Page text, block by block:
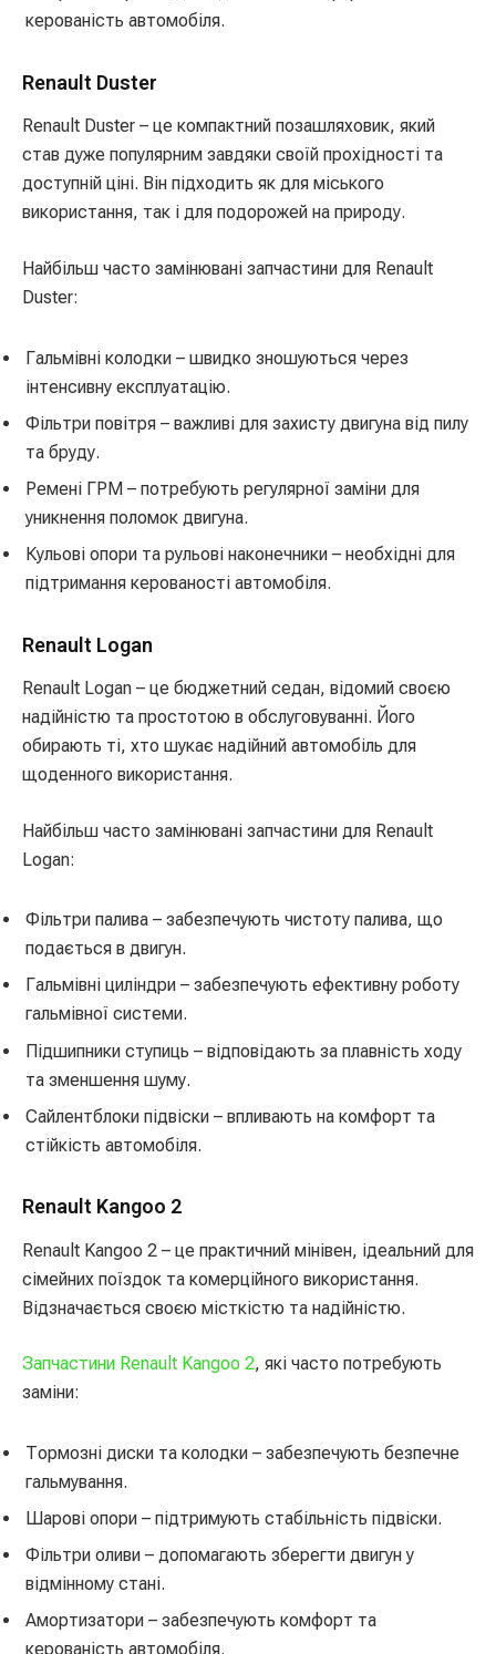
керованість автомобіля.
Renault Duster
Renault Duster – це компактний позашляховик, який
став дуже популярним завдяки своїй прохідності та
доступній ціні. Він підходить як для міського
використання, так і для подорожей на природу.
Найбільш часто замінювані запчастини для Renault
Duster:
Гальмівні колодки – швидко зношуються через
інтенсивну експлуатацію.
Фільтри повітря – важливі для захисту двигуна від пилу
та бруду.
Ремені ГРМ – потребують регулярної заміни для
уникнення поломок двигуна.
Кульові опори та рульові наконечники – необхідні для
підтримання керованості автомобіля.
Renault Logan
Renault Logan – це бюджетний седан, відомий своєю
надійністю та простотою в обслуговуванні. Його
обирають ті, хто шукає надійний автомобіль для
щоденного використання.
Найбільш часто замінювані запчастини для Renault
Logan:
Фільтри палива – забезпечують чистоту палива, що
подається в двигун.
Гальмівні циліндри – забезпечують ефективну роботу
гальмівної системи.
Підшипники ступиць – відповідають за плавність ходу
та зменшення шуму.
Сайлентблоки підвіски – впливають на комфорт та
стійкість автомобіля.
Renault Kangoo 2
Renault Kangoo 2 – це практичний мінівен, ідеальний для
сімейних поїздок та комерційного використання.
Відзначається своєю місткістю та надійністю.
Запчастини Renault Kangoo 2, які часто потребують
заміни:
Тормозні диски та колодки – забезпечують безпечне
гальмування.
Шарові опори – підтримують стабільність підвіски.
Фільтри оливи – допомагають зберегти двигун у
відмінному стані.
Амортизатори – забезпечують комфорт та
керованість автомобіля.